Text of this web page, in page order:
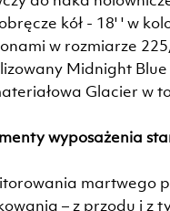
kół - 18' ' w
w rozmiarze
Midnight Blue
Glacier w
wyposażenia
martwego
– z przodu i z